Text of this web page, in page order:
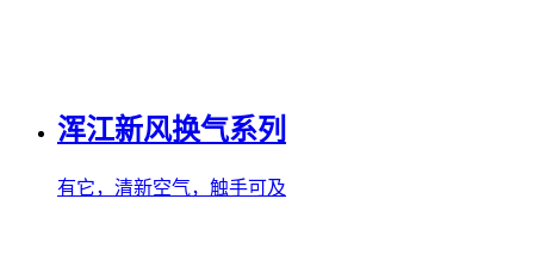
浑江新风换气系列
有它，清新空气，触手可及